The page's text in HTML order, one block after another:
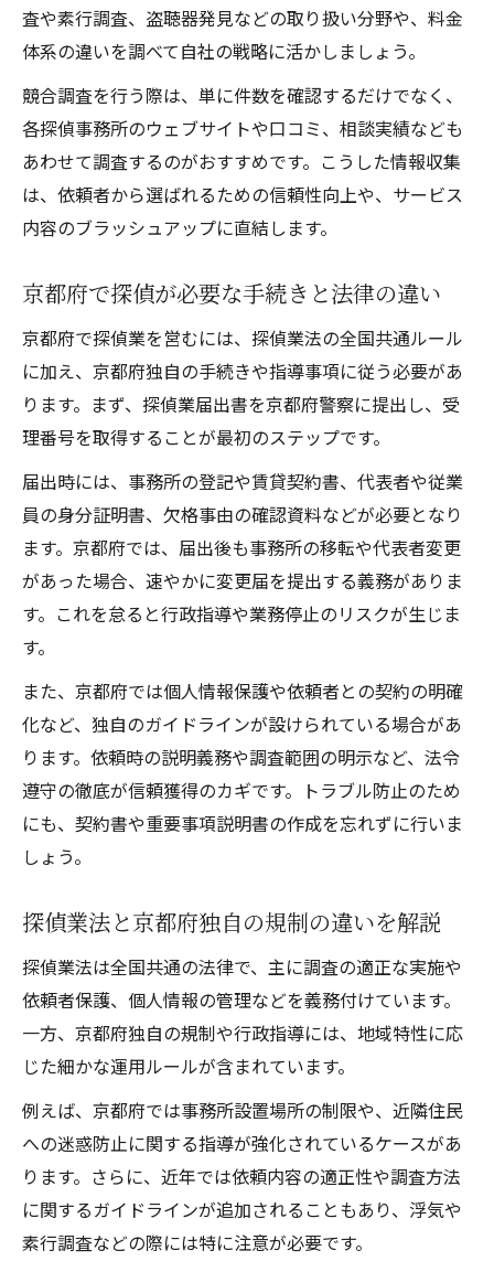
査や素行調査、盗聴器発見などの取り扱い分野や、料金
体系の違いを調べて自社の戦略に活かしましょう。
競合調査を行う際は、単に件数を確認するだけでなく、
各探偵事務所のウェブサイトや口コミ、相談実績なども
あわせて調査するのがおすすめです。こうした情報収集
は、依頼者から選ばれるための信頼性向上や、サービス
内容のブラッシュアップに直結します。
京都府で探偵が必要な手続きと法律の違い
京都府で探偵業を営むには、探偵業法の全国共通ルール
に加え、京都府独自の手続きや指導事項に従う必要があ
ります。まず、探偵業届出書を京都府警察に提出し、受
理番号を取得することが最初のステップです。
届出時には、事務所の登記や賃貸契約書、代表者や従業
員の身分証明書、欠格事由の確認資料などが必要となり
ます。京都府では、届出後も事務所の移転や代表者変更
があった場合、速やかに変更届を提出する義務がありま
す。これを怠ると行政指導や業務停止のリスクが生じま
す。
また、京都府では個人情報保護や依頼者との契約の明確
化など、独自のガイドラインが設けられている場合があ
ります。依頼時の説明義務や調査範囲の明示など、法令
遵守の徹底が信頼獲得のカギです。トラブル防止のため
にも、契約書や重要事項説明書の作成を忘れずに行いま
しょう。
探偵業法と京都府独自の規制の違いを解説
探偵業法は全国共通の法律で、主に調査の適正な実施や
依頼者保護、個人情報の管理などを義務付けています。
一方、京都府独自の規制や行政指導には、地域特性に応
じた細かな運用ルールが含まれています。
例えば、京都府では事務所設置場所の制限や、近隣住民
への迷惑防止に関する指導が強化されているケースがあ
ります。さらに、近年では依頼内容の適正性や調査方法
に関するガイドラインが追加されることもあり、浮気や
素行調査などの際には特に注意が必要です。